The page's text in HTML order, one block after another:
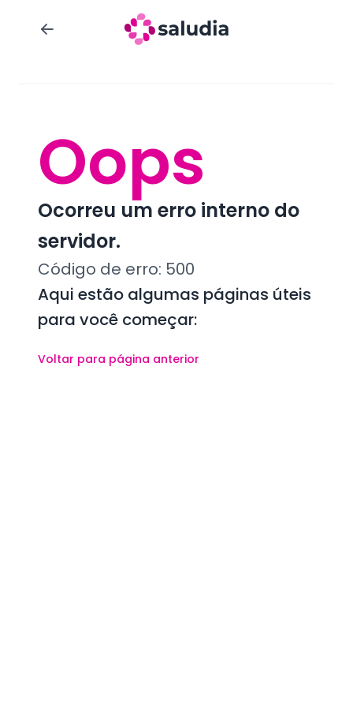
Oops
Ocorreu um erro interno do
servidor.
Código de erro: 500
Aqui estão algumas páginas úteis
para você começar:
Voltar para página anterior